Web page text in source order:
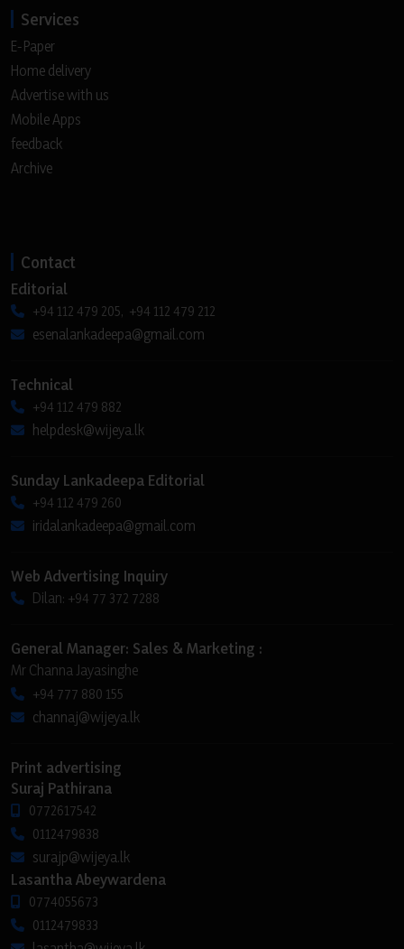
Services
E-Paper
Home delivery
Advertise with us
Mobile Apps
feedback
Archive
Contact
Editorial
+94 112 479 205, +94 112 479 212
esenalankadeepa@gmail.com
Technical
+94 112 479 882
helpdesk@wijeya.lk
Sunday Lankadeepa Editorial
+94 112 479 260
iridalankadeepa@gmail.com
Web Advertising Inquiry
Dilan: +94 77 372 7288
General Manager: Sales & Marketing :
Mr Channa Jayasinghe
+94 777 880 155
channaj@wijeya.lk
Print advertising
Suraj Pathirana
0772617542
0112479838
surajp@wijeya.lk
Lasantha Abeywardena
0774055673
0112479833